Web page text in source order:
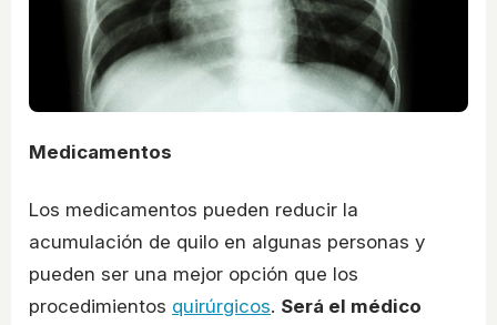
Medicamentos
Los medicamentos pueden reducir la
acumulación de quilo en algunas personas y
pueden ser una mejor opción que los
procedimientos quirúrgicos. Será el médico